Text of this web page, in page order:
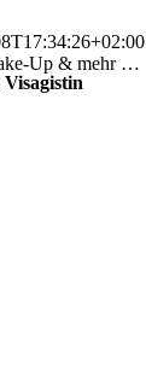
Up & mehr …